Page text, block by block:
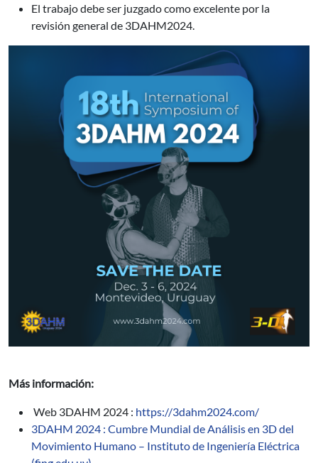
El trabajo debe ser juzgado como excelente por la
revisión general de 3DAHM2024.
Más información:
Web 3DAHM 2024 : https://3dahm2024.com/
3DAHM 2024 : Cumbre Mundial de Análisis en 3D del
Movimiento Humano – Instituto de Ingeniería Eléctrica